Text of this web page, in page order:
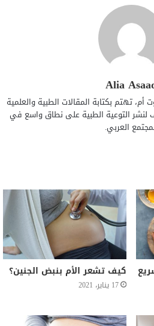
Alia
تهتم بكتابة المقالات الطبية والعلمية
لنشر التوعية الطبية على نطاق واسع في
العربي.
كيف تشعر الأم بنبض الجنين؟
17 يناير، 2021